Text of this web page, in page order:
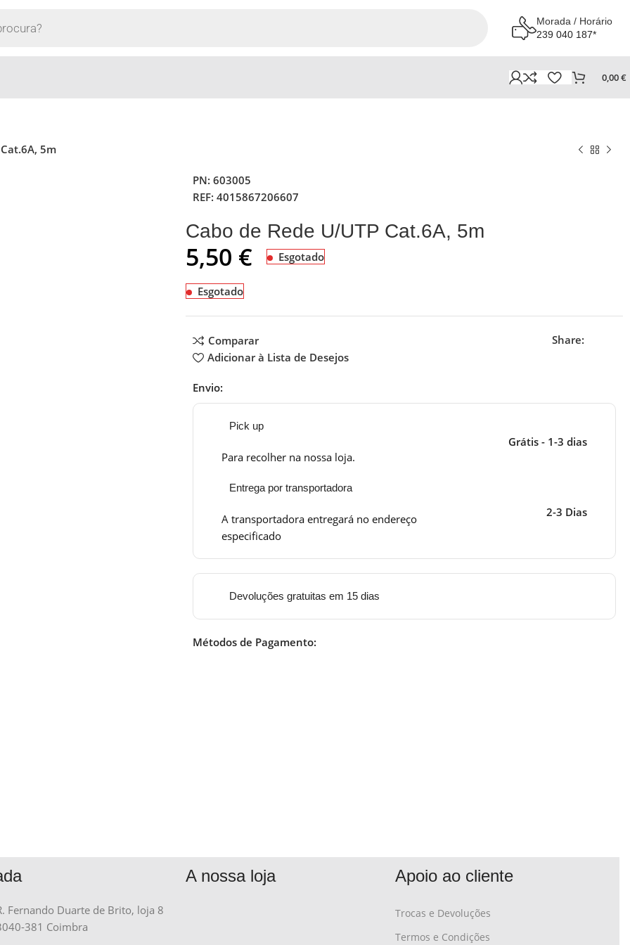
Morada / Horário
239 040 187*
0,00€
5m
PN: 603005
REF: 4015867206607
Cabo de Rede U/UTP Cat.6A, 5m
5,50 € Esgotado
Esgotado
Comparar
Adicionar à Lista de Desejos
Share:
Envio:
Pick up
Para recolher na nossa loja.
Grátis - 1-3 dias
Entrega por transportadora
A transportadora entregará no endereço
especificado
2-3 Dias
Devoluções gratuitas em 15 dias
Métodos de Pagamento:
Fernando Duarte de Brito, loja 8
381 Coimbra
A nossa loja Apoio ao cliente
Trocas e Devoluções
Termos e Condições